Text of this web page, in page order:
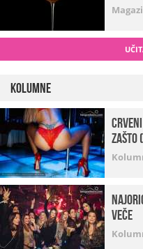
Kolumne
zašto
veče